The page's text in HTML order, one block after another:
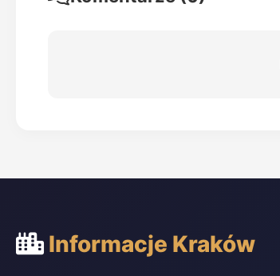
Informacje Kraków